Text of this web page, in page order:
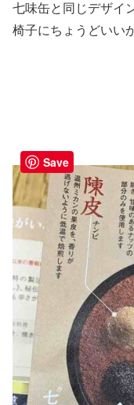
七味缶と同じデザイ
椅子にちょうどいい
Save